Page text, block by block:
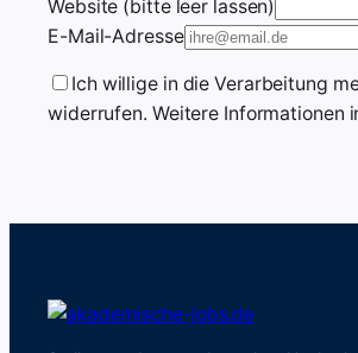
Website (bitte leer lassen)
E-Mail-Adresse
Ich willige in die Verarbeitung
widerrufen. Weitere Informationen